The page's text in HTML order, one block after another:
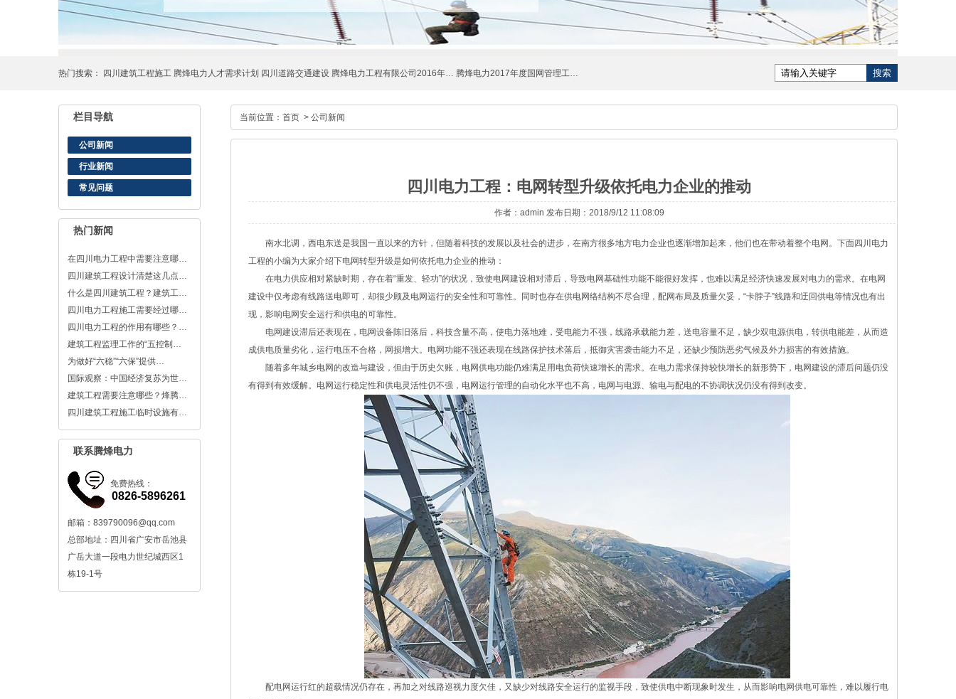
热门搜索： 四川建筑工程施工 腾烽电力人才需求计划 四川道路交通建设 腾烽电力工程有限公司2016年… 腾烽电力2017年度国网管理工…
栏目导航
公司新闻
行业新闻
常见问题
热门新闻
在四川电力工程中需要注意哪…
四川建筑工程设计清楚这几点…
什么是四川建筑工程？建筑工…
四川电力工程施工需要经过哪…
四川电力工程的作用有哪些？…
建筑工程监理工作的“五控制…
为做好“六稳”“六保”提供…
国际观察：中国经济复苏为世…
建筑工程需要注意哪些？烽腾…
四川建筑工程施工临时设施有…
联系腾烽电力
免费热线：
0826-5896261
邮箱：839790096@qq.com
总部地址：四川省广安市岳池县
广岳大道一段电力世纪城西区1
栋19-1号
当前位置： 首页 > 公司新闻
四川电力工程：电网转型升级依托电力企业的推动
作者：admin 发布日期：2018/9/12 11:08:09
南水北调，西电东送是我国一直以来的方针，但随着科技的发展以及社会的进步，在南方很多地方电力企业也逐渐增加起来，他们也在带动着整个电网。下面四川电力
工程的小编为大家介绍下电网转型升级是如何依托电力企业的推动：
在电力供应相对紧缺时期，存在着“重发、轻功”的状况，致使电网建设相对滞后，导致电网基础性功能不能很好发挥，也难以满足经济快速发展对电力的需求。在电网
建设中仅考虑有线路送电即可，却很少顾及电网运行的安全性和可靠性。同时也存在供电网络结构不尽合理，配网布局及质量欠妥，“卡脖子”线路和迂回供电等情况也有出
现，影响电网安全运行和供电的可靠性。
电网建设滞后还表现在，电网设备陈旧落后，科技含量不高，使电力落地难，受电能力不强，线路承载能力差，送电容量不足，缺少双电源供电，转供电能差，从而造
成供电质量劣化，运行电压不合格，网损增大。电网功能不强还表现在线路保护技术落后，抵御灾害袭击能力不足，还缺少预防恶劣气候及外力损害的有效措施。
随着多年城乡电网的改造与建设，但由于历史欠账，电网供电功能仍难满足用电负荷快速增长的需求。在电力需求保持较快增长的新形势下，电网建设的滞后问题仍没
有得到有效缓解。电网运行稳定性和供电灵活性仍不强，电网运行管理的自动化水平也不高，电网与电源、输电与配电的不协调状况仍没有得到改变。
配电网运行红的超载情况仍存在，再加之对线路巡视力度欠佳，又缺少对线路安全运行的监视手段，致使供电中断现象时发生，从而影响电网供电可靠性，难以履行电